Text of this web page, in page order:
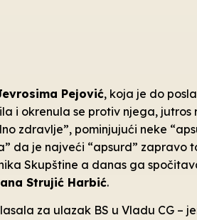
Pejović, koja je do
i okrenula se protiv njega, jutros
zdravlje”, pominjujući neke
da je najveći “apsurd” zapravo
Skupštine a danas ga
Strujić Harbić.
za ulazak BS u Vladu CG –